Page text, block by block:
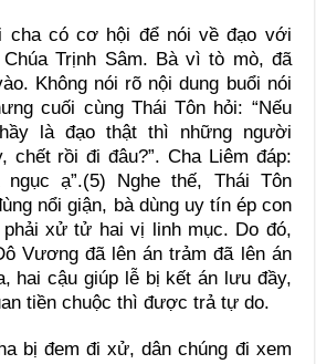
cha có cơ hội để nói về đạo với
Trịnh Sâm. Bà vì tò mò, đã
Không nói rõ nội dung buổi nói
cuối cùng Thái Tôn hỏi: “Nếu
là đạo thật thì những người
chết rồi đi đâu?”. Cha Liêm đáp:
ạ”.(5) Nghe thế, Thái Tôn
nổi giận, bà dùng uy tín ép con
xử tử hai vị linh mục. Do đó,
Vương đã lên án trảm đã lên án
hai cậu giúp lễ bị kết án lưu đầy,
tiền chuộc thì được trả tự do.
bị đem đi xử, dân chúng đi xem